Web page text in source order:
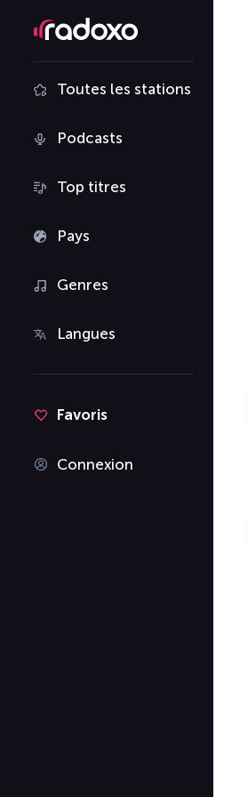
Toutes les stations
Podcasts
Top titres
Pays
Genres
Langues
Favoris
Connexion